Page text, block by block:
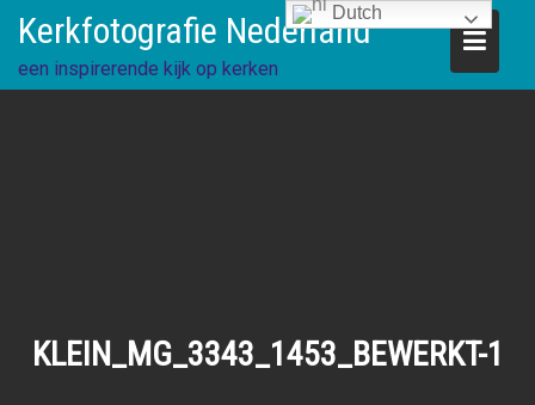
content
Kerkfotografie Nederland
een inspirerende kijk op kerken
KLEIN_MG_3343_1453_BEWERKT-1
Dutch